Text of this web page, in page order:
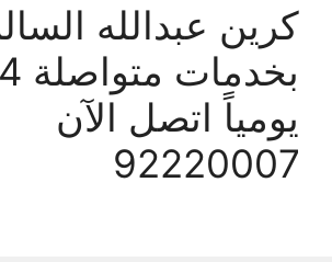
كرين عبدالله السالم
يومياً اتصل الآن
92220007